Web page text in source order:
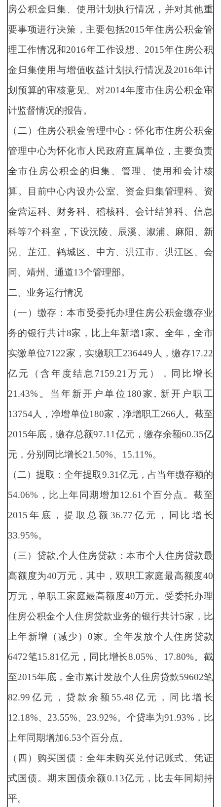
房公积金归集、使用计划执行情况，并对其他重
要事项进行决策，主要包括2015年住房公积金管
理工作情况和2016年工作设想、2015年住房公积
金归集使用与增值收益计划执行情况及2016年计
划预算的审核意见、对2014年度市住房公积金审
计监督情况的报告。
（二）住房公积金管理中心：怀化市住房公积金
管理中心为怀化市人民政府直属单位，主要负责
全市住房公积金的归集、管理、使用和会计核
算。目前中心内设办公室、资金归集管理科、资
金营运科、财务科、稽核科、会计结算科、信息
科等7个科室，下设沅陵、辰溪、溆浦、麻阳、新
晃、芷江、鹤城区、中方、洪江市、洪江区、会
同、靖州、通道13个管理部。
二、业务运行情况
（一）缴存：本市受委托办理住房公积金缴存业
务的银行共计8家，比上年新增1家。全年，全市
实缴单位7122家，实缴职工236449人，缴存17.22
亿元（含年度结息7159.21万元），同比增长
21.43%。当年新开户单位180家, 新开户职工
13754人，净增单位180家，净增职工266人。截至
2015年底，缴存总额97.11亿元，缴存余额60.35亿
元，分别同比增长21.50%、15.11%。
（二）提取：全年提取9.31亿元，占当年缴存额的
54.06%，比上年同期增加12.61个百分点。截至
2015年底，提取总额36.77亿元，同比增长
33.95%。
（三）贷款,个人住房贷款：本市个人住房贷款最
高额度为40万元，其中，双职工家庭最高额度40
万元，单职工家庭最高额度40万元。受委托办理
住房公积金个人住房贷款业务的银行共计5家，比
上年新增（减少）0家。全年发放个人住房贷款
6472笔15.81亿元，同比增长8.05%、17.80%。截
至2015年底，全市累计发放个人住房贷款59602笔
82.99亿元，贷款余额55.48亿元，同比增长
12.18%、23.55%、23.92%。个贷率为91.93%，比
上年同期增加6.53个百分点。
（四）购买国债：全年未购买兑付记账式、凭证
式国债。期末国债余额0.13亿元，比去年同期持
平。